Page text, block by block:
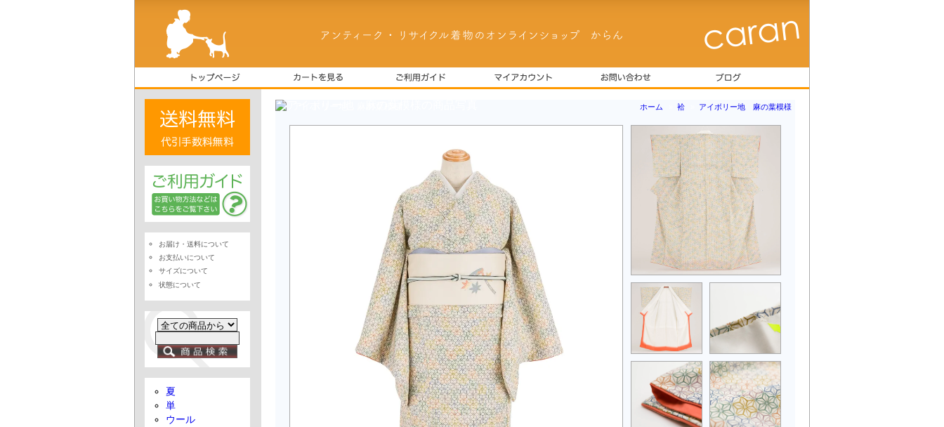
ホーム 袷 アイボリー地 麻の葉模様
お届け・送料について
お支払いについて
サイズについて
状態について
夏
単
ウール